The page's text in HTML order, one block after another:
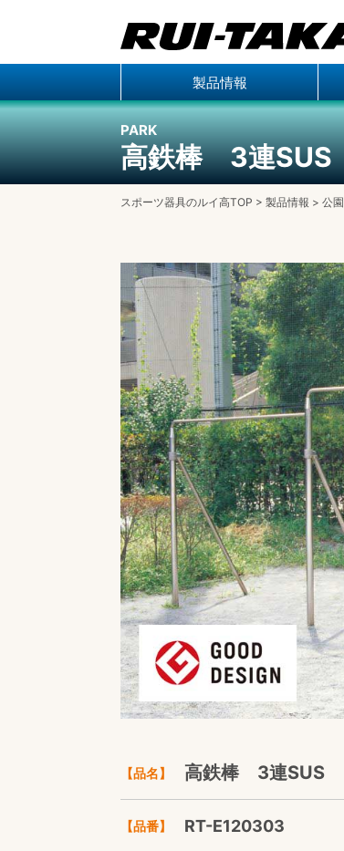
製品情報
高鉄棒 3連SUS
PARK
【品名】 高鉄棒 3連SUS
【品番】 RT-E120303
スポーツ器具のルイ高TOP > 製品情報 > 公園